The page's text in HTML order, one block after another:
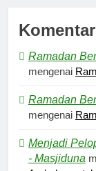
Ramadan
mengenai
Ramadan
mengenai
Menjadi
- Masjiduna